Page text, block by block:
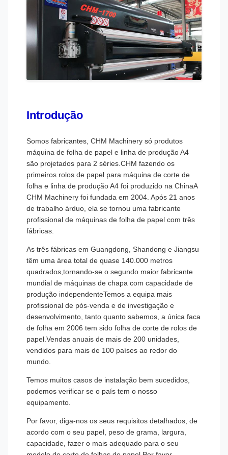
Introdução
Somos fabricantes, CHM Machinery só produtos
máquina de folha de papel e linha de produção A4
são projetados para 2 séries.CHM fazendo os
primeiros rolos de papel para máquina de corte de
folha e linha de produção A4 foi produzido na ChinaA
CHM Machinery foi fundada em 2004. Após 21 anos
de trabalho árduo, ela se tornou uma fabricante
profissional de máquinas de folha de papel com três
fábricas.
As três fábricas em Guangdong, Shandong e Jiangsu
têm uma área total de quase 140.000 metros
quadrados,tornando-se o segundo maior fabricante
mundial de máquinas de chapa com capacidade de
produção independenteTemos a equipa mais
profissional de pós-venda e de investigação e
desenvolvimento, tanto quanto sabemos, a única faca
de folha em 2006 tem sido folha de corte de rolos de
papel.Vendas anuais de mais de 200 unidades,
vendidos para mais de 100 países ao redor do
mundo.
Temos muitos casos de instalação bem sucedidos,
podemos verificar se o país tem o nosso
equipamento.
Por favor, diga-nos os seus requisitos detalhados, de
acordo com o seu papel, peso de grama, largura,
capacidade, fazer o mais adequado para o seu